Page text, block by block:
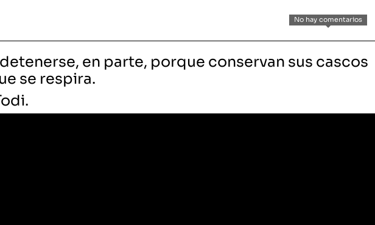
No hay comentarios
detenerse, en parte, porque conservan sus cascos
se respira.